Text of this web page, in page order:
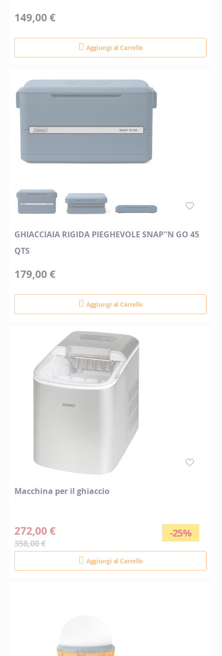
149,00 €
Aggiungi al Carrello
GHIACCIAIA RIGIDA PIEGHEVOLE SNAP''N GO 45
QTS
179,00 €
Aggiungi al Carrello
Macchina per il ghiaccio
-25%
272,00 €
358,00 €
Aggiungi al Carrello